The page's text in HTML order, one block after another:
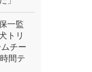
一監
トリ
チー
間テ